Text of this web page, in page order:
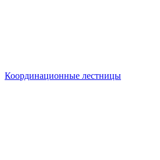
Координационные лестницы